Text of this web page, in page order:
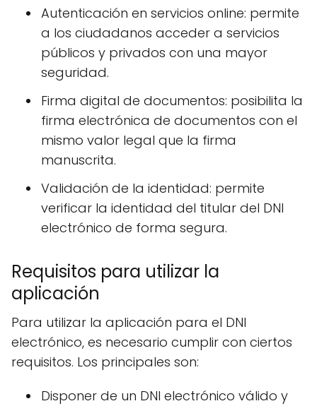
Autenticación en servicios online: permite
a los ciudadanos acceder a servicios
públicos y privados con una mayor
seguridad.
Firma digital de documentos: posibilita la
firma electrónica de documentos con el
mismo valor legal que la firma
manuscrita.
Validación de la identidad: permite
verificar la identidad del titular del DNI
electrónico de forma segura.
Requisitos para utilizar la
aplicación
Para utilizar la aplicación para el DNI
electrónico, es necesario cumplir con ciertos
requisitos. Los principales son:
Disponer de un DNI electrónico válido y